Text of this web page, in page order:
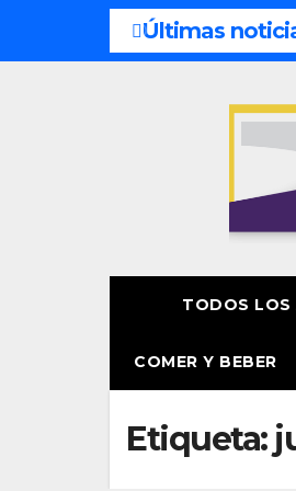
Últimas
del fin de semana: 8 y 9 de agosto
TODOS LOS
COMER Y BEBER
Etiqueta: